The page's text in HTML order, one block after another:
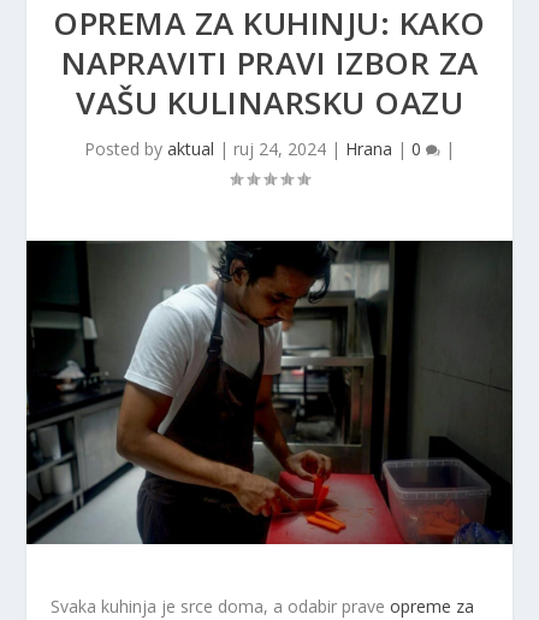
OPREMA ZA KUHINJU: KAKO
NAPRAVITI PRAVI IZBOR ZA
VAŠU KULINARSKU OAZU
Posted by aktual | ruj 24, 2024 | Hrana | 0 |
Svaka kuhinja je srce doma, a odabir prave opreme za